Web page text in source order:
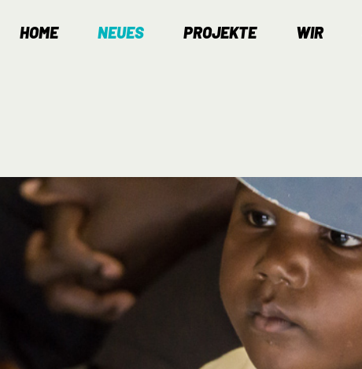
Navigation
HOME NEUES PROJEKTE WIR